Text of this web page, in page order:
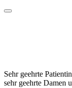
Sehr geehrte
sehr geehrte Damen